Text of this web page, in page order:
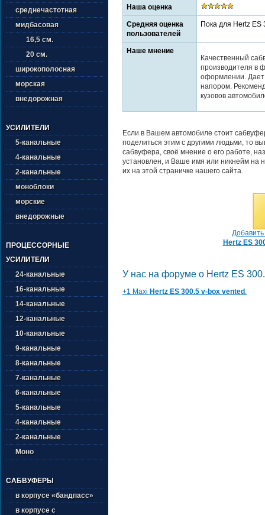
среднечастотная
мидбасовая
16,5 см.
20 см.
широкополосная
морская
внедорожная
УСИЛИТЕЛИ
5-канальные
4-канальные
2-канальные
моноблоки
морские
внедорожные
ПРОЦЕССОРНЫЕ
УСИЛИТЕЛИ
24-канальные
16-канальные
14-канальные
12-канальные
10-канальные
9-канальные
8-канальные
7-канальные
6-канальные
5-канальные
4-канальные
2-канальные
Моно
САБВУФЕРЫ
в корпусе «бандпасс»
в корпусе с
Наша оценка
Средняя оценка
пользователей
Пока для Hertz ES
Наше мнение
Качественный
производителя в
оформлении. Дает
напором.
кузовов
Если в Вашем автомобиле стоит
поделиться этим с другими людьми, то
сабвуфера, своё мнение о его работе,
установлен, и Ваше имя или никнейм на
их на этой страничке нашего сайта.
Hertz ES
У нас на форуме о Hertz ES
+1 Maxi Hertz ES 300.5 v-box vented .